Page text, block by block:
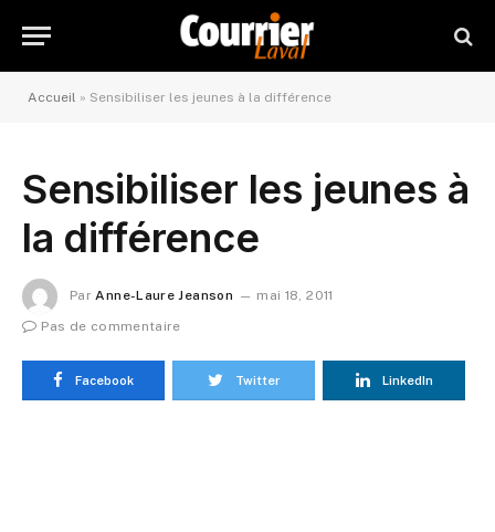
Accueil » Sensibiliser les jeunes à la différence
Sensibiliser les jeunes à
la différence
Par Anne-Laure Jeanson
mai 18, 2011
Pas de commentaire
Facebook Twitter LinkedIn